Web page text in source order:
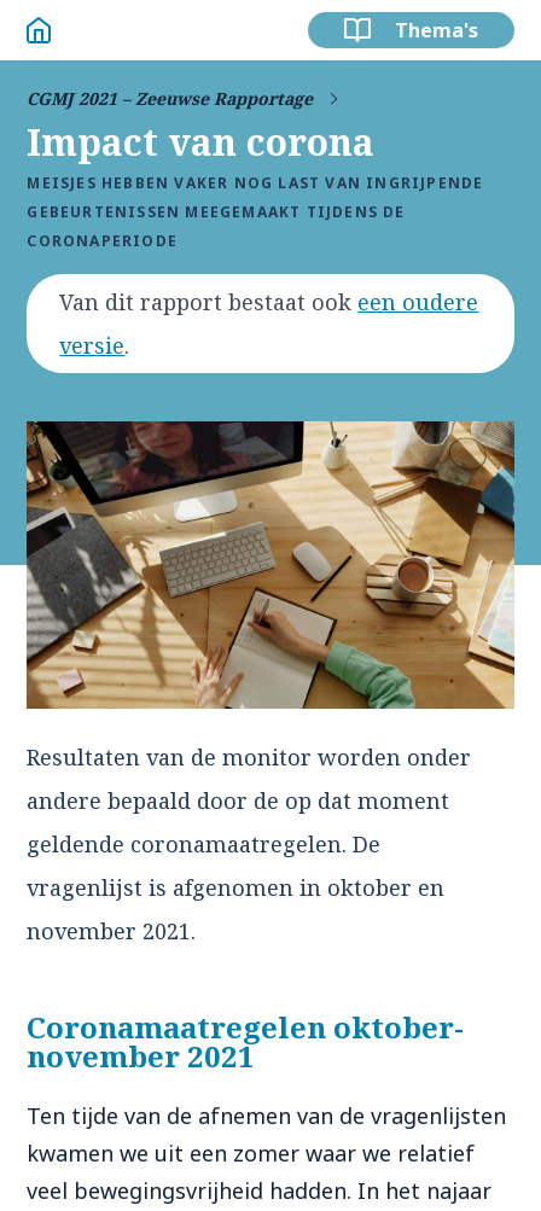
Thema's
CGMJ 2021 – Zeeuwse Rapportage
Impact van corona
MEISJES HEBBEN VAKER NOG LAST VAN INGRIJPENDE
GEBEURTENISSEN MEEGEMAAKT TIJDENS DE
CORONAPERIODE
Van dit rapport bestaat ook een oudere
versie.
Resultaten van de monitor worden onder
andere bepaald door de op dat moment
geldende coronamaatregelen. De
vragenlijst is afgenomen in oktober en
november 2021.
Coronamaatregelen oktober-
november 2021
Ten tijde van de afnemen van de vragenlijsten
kwamen we uit een zomer waar we relatief
veel bewegingsvrijheid hadden. In het najaar